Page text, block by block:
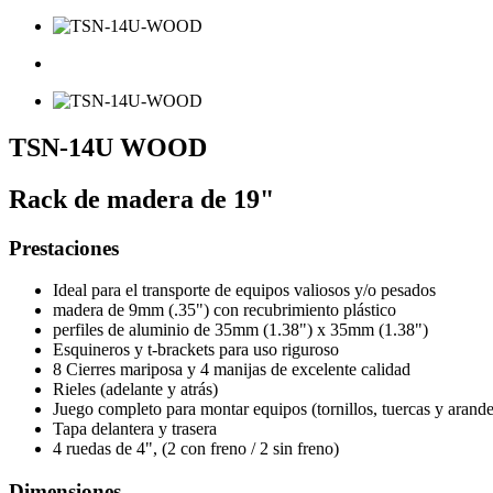
TSN-14U WOOD
Rack de madera de 19"
Prestaciones
Ideal para el transporte de equipos valiosos y/o pesados
madera de 9mm (.35") con recubrimiento plástico
perfiles de aluminio de 35mm (1.38") x 35mm (1.38")
Esquineros y t-brackets para uso riguroso
8 Cierres mariposa y 4 manijas de excelente calidad
Rieles (adelante y atrás)
Juego completo para montar equipos (tornillos, tuercas y
Tapa delantera y trasera
4 ruedas de 4", (2 con freno / 2 sin freno)